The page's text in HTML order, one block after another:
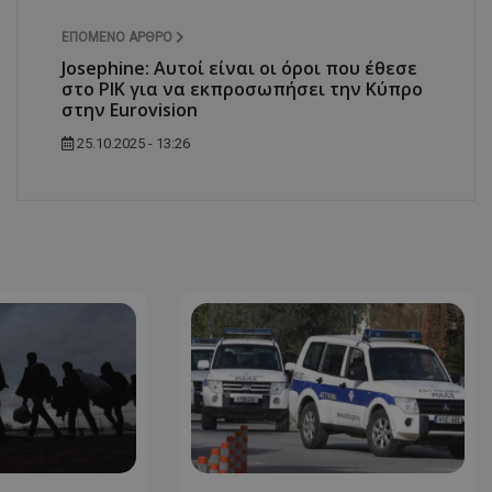
ΕΠΌΜΕΝΟ ΆΡΘΡΟ
Josephine: Αυτοί είναι οι όροι που έθεσε
στο ΡΙΚ για να εκπροσωπήσει την Κύπρο
στην Eurovision
25.10.2025 - 13:26
Microsoft Corporation
themasports.tothemaonline.com
πληροφορίες
με τον οποίο ο
χρησιμοποιεί
απορρήτου,
οι προτιμήσεις
μελλοντικές
Cloudflare Inc.
.onesignal.com
29 λεπτά 58
δευτερόλεπτα
Αυτό το cookie
για τη
και ρομπότ.
για τον
κάνει έγκυρες
τη χρήση του